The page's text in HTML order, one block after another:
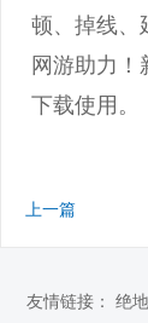
顿、掉线、
网游助力！
下载使用。
上一篇
友情链接： 绝